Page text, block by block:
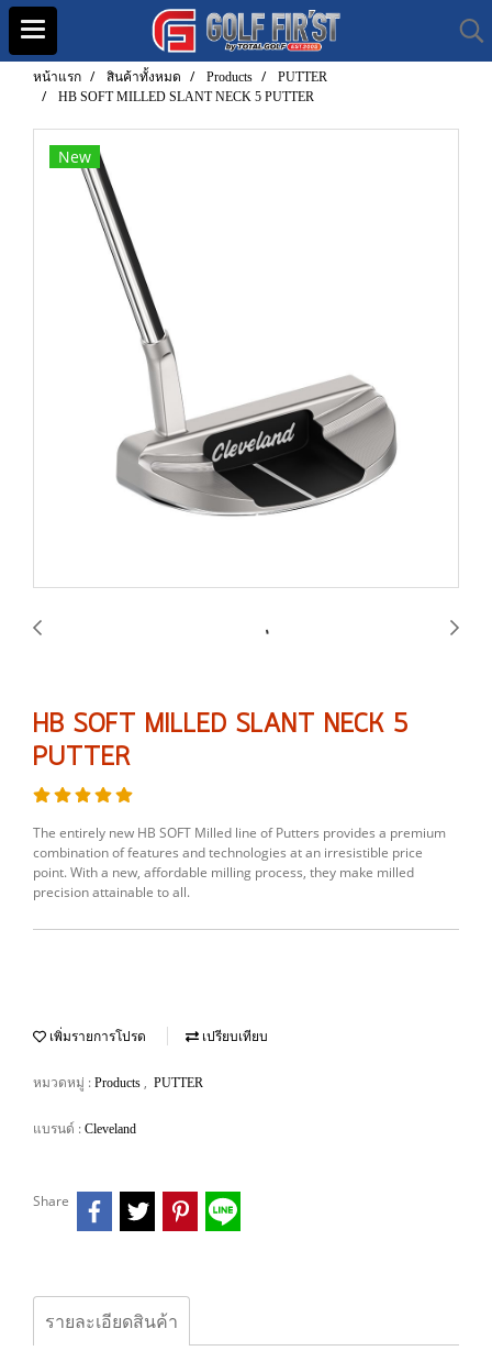
หน้าแรก สินค้าทั้งหมด Products
PUTTER
HB SOFT MILLED SLANT NECK 5 PUTTER
New
HB SOFT MILLED SLANT NECK 5
PUTTER
The entirely new HB SOFT Milled line of Putters provides a premium
combination of features and technologies at an irresistible price
point. With a new, affordable milling process, they make milled
precision attainable to all.
เพิ่มรายการโปรด เปรียบเทียบ
หมวดหมู่ : Products , PUTTER
แบรนด์ : Cleveland
Share
รายละเอียดสินค้า